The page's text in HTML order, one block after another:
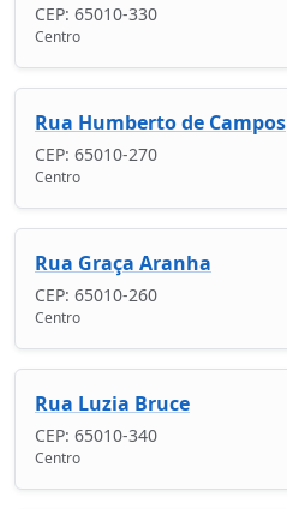
CEP: 65010-330
Centro
Rua Humberto de Campos
CEP: 65010-270
Centro
Rua Graça Aranha
CEP: 65010-260
Centro
Rua Luzia Bruce
CEP: 65010-340
Centro